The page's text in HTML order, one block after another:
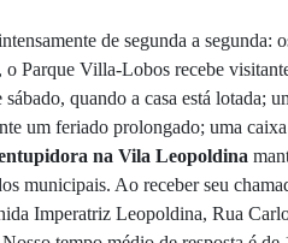
de segunda a segunda:
Parque Villa-Lobos recebe
quando a casa está
um feriado prolongado; uma
na Vila Leopoldina
municipais. Ao receber seu
Imperatriz Leopoldina, Rua